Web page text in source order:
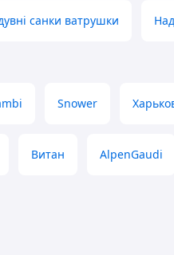
санки ватрушки
Snower
Витан AlpenGaudi